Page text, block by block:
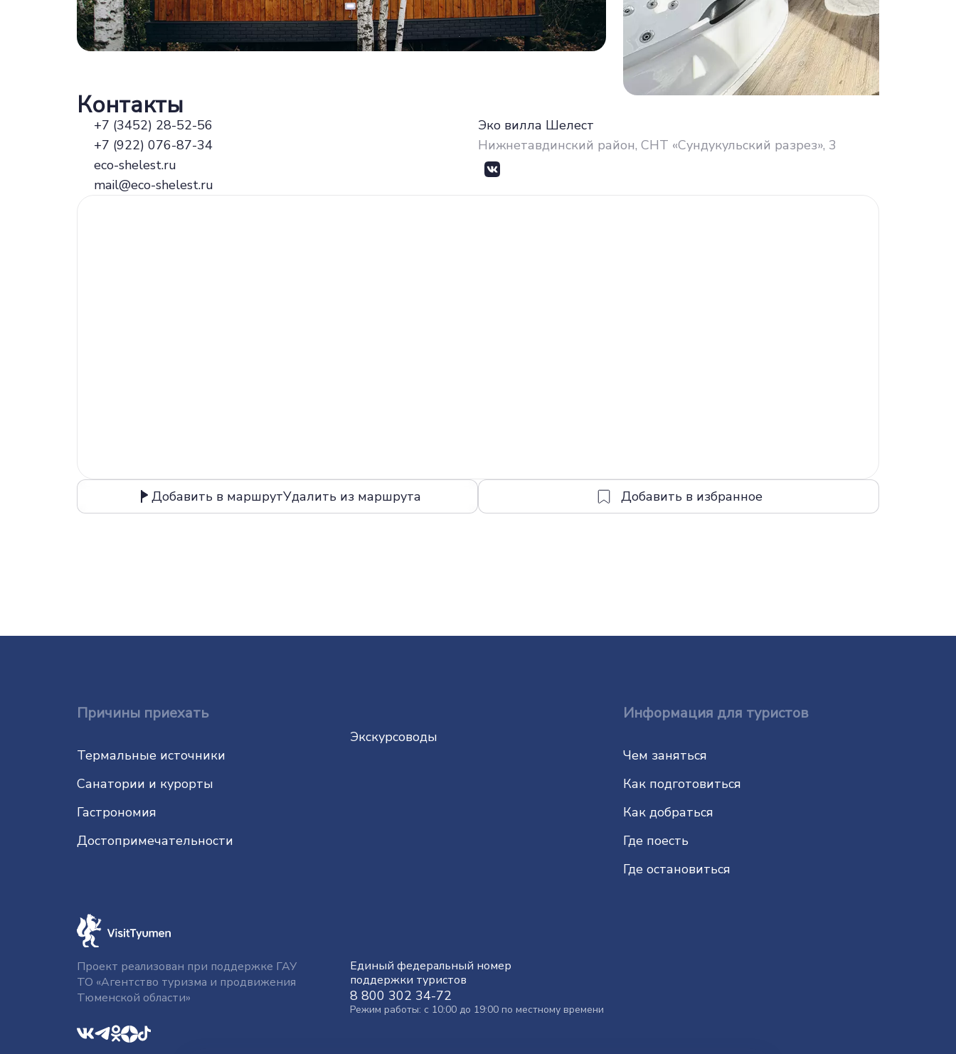
Контакты
+7 (3452) 28-52-56
+7 (922) 076-87-34
eco-shelest.ru
mail@eco-shelest.ru
Эко вилла Шелест
Нижнетавдинский район, СНТ «Сундукульский разрез», 3
Добавить в маршрутУдалить из маршрута
Причины приехать
Термальные источники
Санатории и курорты
Гастрономия
До­сто­при­ме­ча­тель­нос­ти
Экскурсоводы
Информация для туристов
Чем заняться
Как подготовиться
Как добраться
Где поесть
Где остановиться
Проект реализован при поддержке ГАУ
ТО «Агентство туризма и продвижения
Тюменской области»
Единый федеральный номер
поддержки туристов
8 800 302 34-72
Режим работы: с 10:00 до 19:00 по местному времени